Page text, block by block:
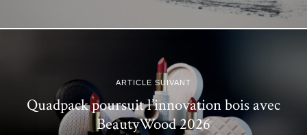
ARTICLE SUIVANT
Quadpack poursuit l’innovation bois avec
BeautyWood 2026